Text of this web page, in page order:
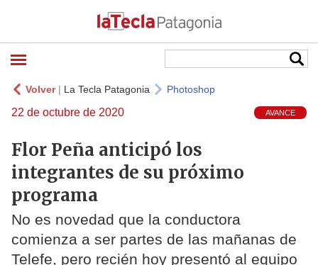
Volver| La Tecla Patagonia Photoshop
22 de octubre de 2020 AVANCE
Flor Peña anticipó los
integrantes de su próximo
programa
No es novedad que la conductora
comienza a ser partes de las mañanas de
Telefe, pero recién hoy presentó al equipo